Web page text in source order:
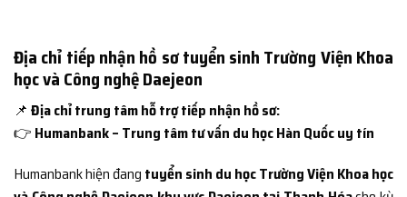
Địa chỉ tiếp nhận hồ sơ tuyển sinh Trường Viện Khoa
học và Công nghệ Daejeon
📌 Địa chỉ trung tâm hỗ trợ tiếp nhận hồ sơ:
👉 Humanbank – Trung tâm tư vấn du học Hàn Quốc uy tín
Humanbank hiện đang tuyển sinh du học Trường Viện Khoa học